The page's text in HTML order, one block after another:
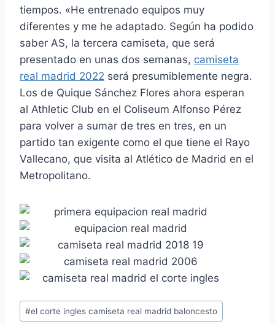
tiempos. «He entrenado equipos muy
diferentes y me he adaptado. Según ha podido
saber AS, la tercera camiseta, que será
presentado en unas dos semanas, camiseta
real madrid 2022 será presumiblemente negra.
Los de Quique Sánchez Flores ahora esperan
al Athletic Club en el Coliseum Alfonso Pérez
para volver a sumar de tres en tres, en un
partido tan exigente como el que tiene el Rayo
Vallecano, que visita al Atlético de Madrid en el
Metropolitano.
Etiquetas
de
#el corte ingles camiseta real madrid baloncesto